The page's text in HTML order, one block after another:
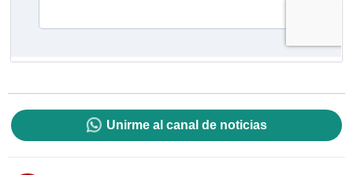
Unirme al canal de noticias